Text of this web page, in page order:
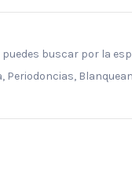
buscar por la